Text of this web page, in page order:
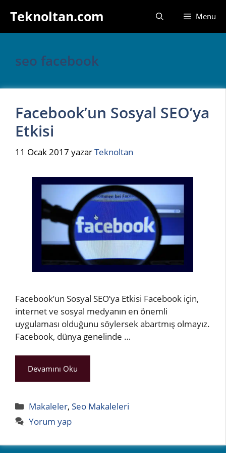
atlaTeknoltan.com Menu
seo facebook
Facebook’un Sosyal SEO’ya
Etkisi
11 Ocak 2017 yazarTeknoltan
Facebook’un Sosyal SEO’ya Etkisi Facebook için,
internet ve sosyal medyanın en önemli
uygulaması olduğunu söylersek abartmış olmayız.
Facebook, dünya genelinde …
Devamını Oku
Kategoriler
Makaleler,Seo Makaleleri
Yorum yap